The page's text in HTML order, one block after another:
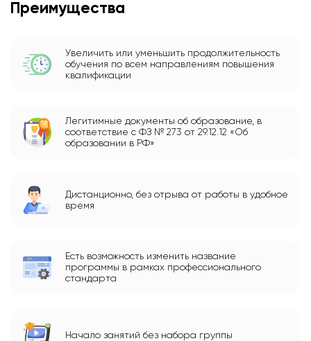
Преимущества
Увеличить или уменьшить продолжительность
обучения по всем направлениям повышения
квалификации
Легитимные документы об образование, в
соответствие с ФЗ № 273 от 29.12.12 «Об
образовании в РФ»
Дистанционно, без отрыва от работы в удобное
время
Есть возможность изменить название
программы в рамках профессионального
стандарта
Начало занятий без набора группы